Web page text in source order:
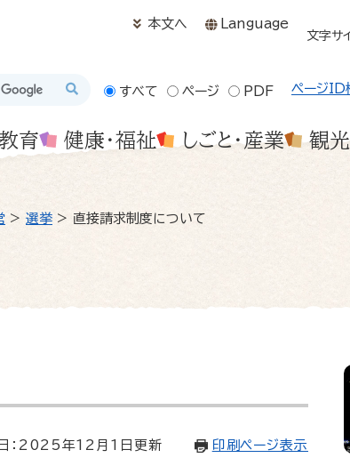
本文へ Language
文字サ
すべて ページ PDF ページID
育 健康・福祉 しごと・産業 観光
> 選挙 > 直接請求制度について
：2025年12月1日更新 印刷ページ表示